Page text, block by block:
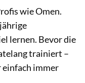
wie Omen.
lernen. Bevor die
trainiert –
einfach immer